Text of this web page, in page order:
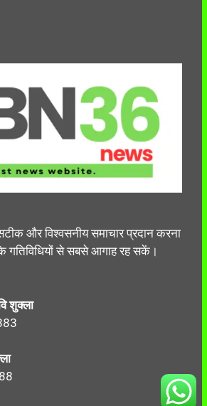
और विश्वसनीय समाचार प्रदान करना
गतिविधियों से सबसे आगाह रह सकें।
शुक्ला